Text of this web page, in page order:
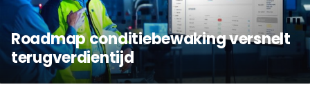
Roadmap conditiebewaking versnelt
terugverdientijd